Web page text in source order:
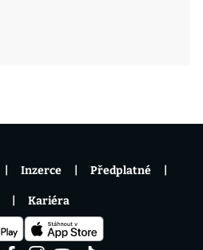
Inzerce Předplatné
Kariéra